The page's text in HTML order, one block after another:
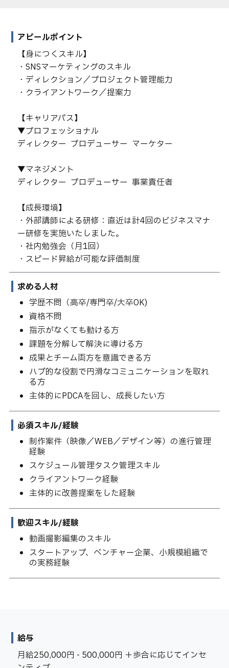
アピールポイント
【身につくスキル】
・SNSマーケティングのスキル
・ディレクション／プロジェクト管理能力
・クライアントワーク／提案力
【キャリアパス】
▼プロフェッショナル
ディレクター → プロデューサー → マーケター
▼マネジメント
ディレクター → プロデューサー → 事業責任者
【成長環境】
・外部講師による研修：直近は計4回のビジネスマナ
ー研修を実施いたしました。
・社内勉強会（月1回）
・スピード昇給が可能な評価制度
求める人材
学歴不問（高卒/専門卒/大卒OK)
資格不問
指示がなくても動ける方
課題を分解して解決に導ける方
成果とチーム両方を意識できる方
ハブ的な役割で円滑なコミュニケーションを取れ
る方
主体的にPDCAを回し、成長したい方
必須スキル/経験
制作案件（映像／WEB／デザイン等）の進行管理
経験
スケジュール管理タスク管理スキル
クライアントワーク経験
主体的に改善提案をした経験
歓迎スキル/経験
動画撮影編集のスキル
スタートアップ、ベンチャー企業、小規模組織で
の実務経験
給与
月給250,000円 - 500,000円 ＋歩合に応じてインセ